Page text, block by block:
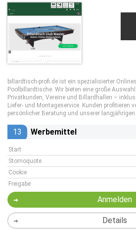
billardtisch-profi.de ist ein spezialisierter
Poolbillardtische. Wir bieten eine große
Privatkunden, Vereine und Billardhallen –
Liefer- und Montageservice. Kunden profitieren
persönlicher Beratung und unserer
13 Werbemittel
Start
Stornoquote
Cookie
Freigabe
Anmelden
Details